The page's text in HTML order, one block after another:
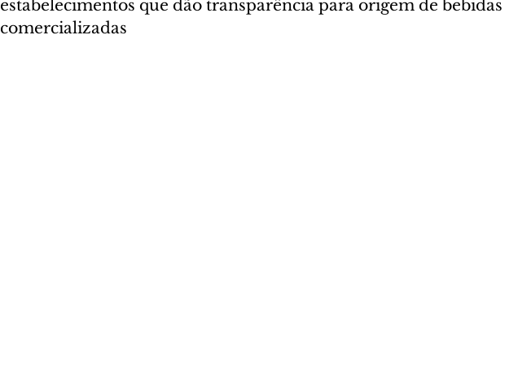
estabelecimentos que dão transparência para origem de bebidas
comercializadas